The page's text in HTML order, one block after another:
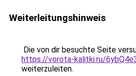
Weiterleitungshinweis
Die von dir besuchte Seite
https://vorota-kalitki.ru/
weiterzuleiten.